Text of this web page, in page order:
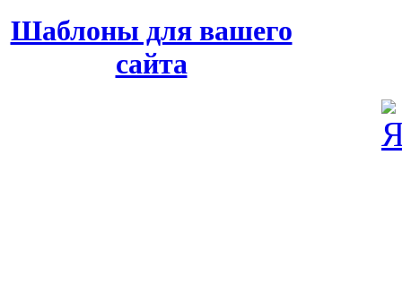
Шаблоны для вашего
сайта